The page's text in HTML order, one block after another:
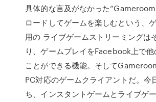
具体的な言及がなかった
ロードしてゲームを楽しむという、
用の ライブゲームストリーミングは
り、ゲームプレイをFacebook上で他
ことができる機能。そして
PC対応のゲームクライアントだ。今
ち、インスタントゲームとライブゲ